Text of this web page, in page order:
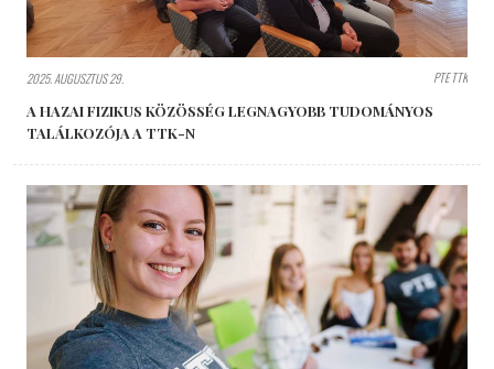
2025. AUGUSZTUS 29. PTE TTK
A HAZAI FIZIKUS KÖZÖSSÉG LEGNAGYOBB TUDOMÁNYOS
TALÁLKOZÓJA A TTK-N